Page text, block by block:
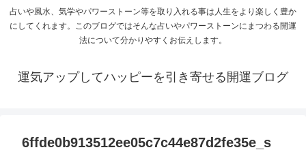
占いや風水、気学やパワーストーン等を取り入れる事は人生をより楽しく豊か
にしてくれます。このブログではそんな占いやパワーストーンにまつわる開運
法について分かりやすくお伝えします。
運気アップしてハッピーを引き寄せる開運ブログ
6ffde0b913512ee05c7c44e87d2fe35e_s